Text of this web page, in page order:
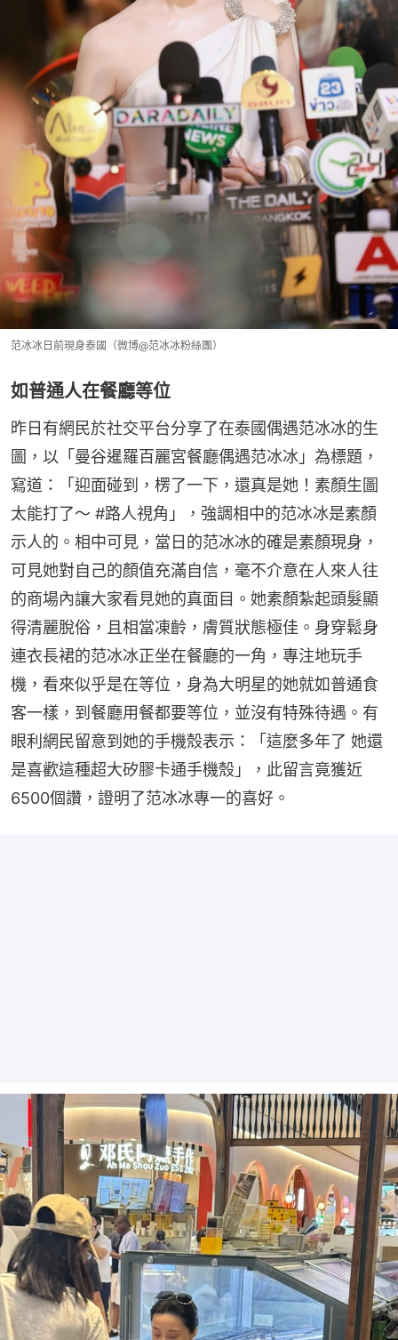
范冰冰日前現身泰國（微博@范冰冰粉絲團）
如普通人在餐廳等位
昨日有網民於社交平台分享了在泰國偶遇范冰冰的生
圖，以「曼谷暹羅百麗宮餐廳偶遇范冰冰」為標題，
寫道：「迎面碰到，楞了一下，還真是她！素顏生圖
太能打了～ #路人視角」，強調相中的范冰冰是素顏
示人的。相中可見，當日的范冰冰的確是素顏現身，
可見她對自己的顏值充滿自信，毫不介意在人來人往
的商場內讓大家看見她的真面目。她素顏紮起頭髮顯
得清麗脫俗，且相當凍齡，膚質狀態極佳。身穿鬆身
連衣長裙的范冰冰正坐在餐廳的一角，專注地玩手
機，看來似乎是在等位，身為大明星的她就如普通食
客一樣，到餐廳用餐都要等位，並沒有特殊待遇。有
眼利網民留意到她的手機殼表示：「這麼多年了 她還
是喜歡這種超大矽膠卡通手機殼」，此留言竟獲近
6500個讚，證明了范冰冰專一的喜好。